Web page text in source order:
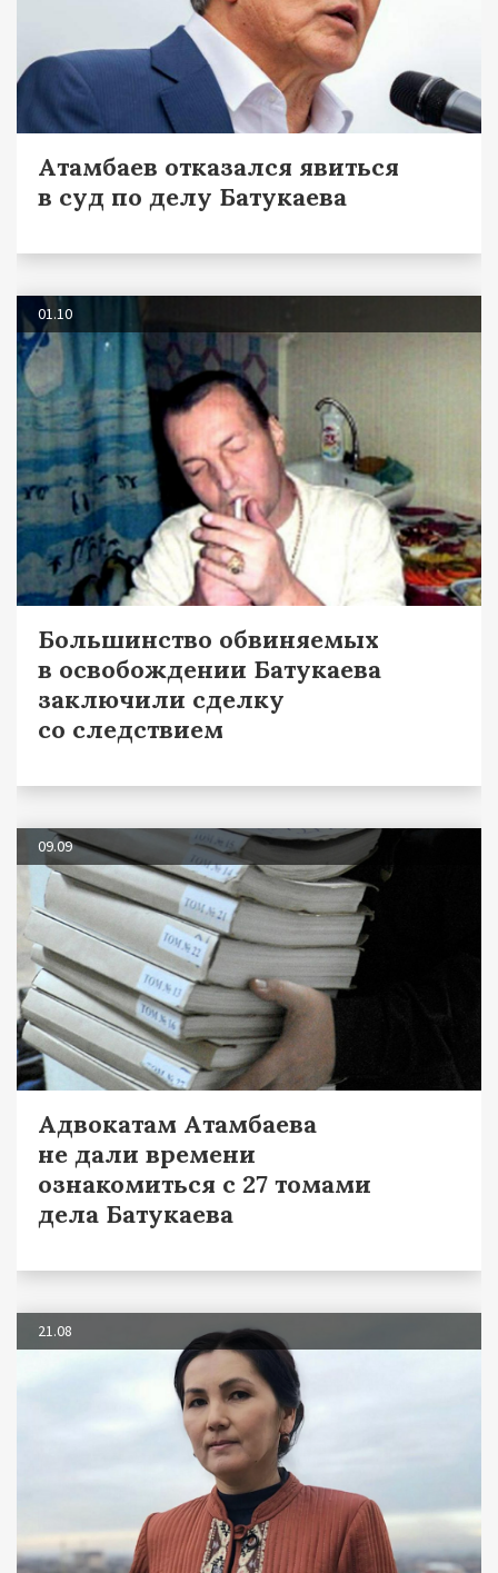
Атамбаев отказался явиться
в суд по делу Батукаева
01.10
Большинство обвиняемых
в освобождении Батукаева
заключили сделку
со следствием
09.09
Адвокатам Атамбаева
не дали времени
ознакомиться с 27 томами
дела Батукаева
21.08